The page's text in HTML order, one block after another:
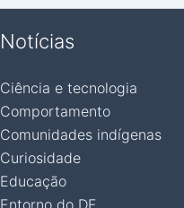
Notícias
Ciência e tecnologia
Comportamento
Comunidades indígenas
Curiosidade
Educação
Entorno do DF